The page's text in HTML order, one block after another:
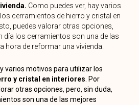
Como puedes ver, hay varios
cerramientos de hierro y cristal en
puedes valorar otras opciones,
día los cerramientos son una de las
hora de reformar una vivienda.
varios motivos para utilizar los
y cristal en interiores. Por
otras opciones, pero, sin duda,
son una de las mejores